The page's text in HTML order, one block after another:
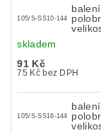
105/S-SS10-144
skladem
91 Kč
75 Kč bez DPH
105/S-SS16-144